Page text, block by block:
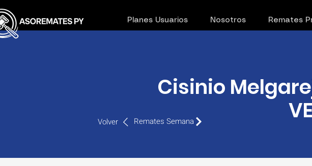
Planes Usuarios Nosotros Remates
Cisinio
Remates Semana
Volver